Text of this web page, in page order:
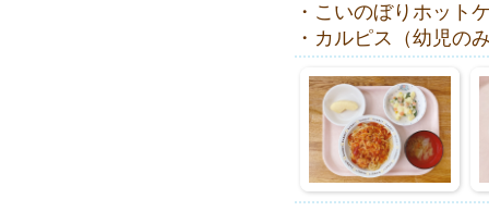
・こいのぼりホット
・カルピス（幼児の